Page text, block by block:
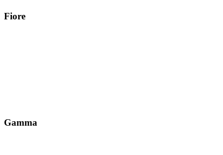
Fiore
Gamma